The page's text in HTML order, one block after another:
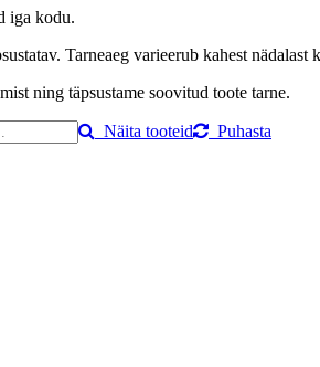
iga kodu.
Tarneaeg varieerub kahest
ning täpsustame soovitud toote tarne.
Näita tooteid
Puhasta